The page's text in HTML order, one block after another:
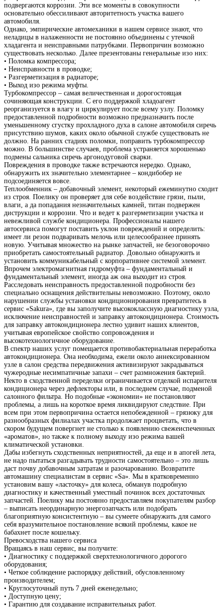
подвергаются коррозии. Эти все моменты в совокупности
основательно обессиливают авторитетность участка вашего
автомобиля.
Однако, эмпирические автомеханики в нашем сервисе знают, что
неладицы в налаженности не постоянно объединены с утечкой
хладагента и неисправными патрубками. Первопричин возможно
существовать несколько. Далее презентованы генеральные изо них:
• Поломка компрессора;
• Неисправности в проводке;
• Разгерметизация в радиаторе;
• Выход изо режима муфты.
Турбокомпрессор – самая величественная и дорогостоящая
сочиняющая конструкции. С его поддержкой хладоагент
реорганизуется в влагу и циркулирует после всему узлу. Поломку
предоставленной подробности возможно предназначить после
уменьшенному сгустку прохладного духа в салоне автомобиля сиречь
присутствию шумов, каких около обычной службе существовать не
должно. На ранних стадиях поломки, поправить турбокомпрессор
можно. В большинстве случаев, проблема устраняется хорошенько
подмены сальника сиречь аргонодуговой сварки.
Повреждения в проводке также встречаются нередко. Однако,
обнаружить их значительно элементарнее – кондибобер не
подсоединяется вовсе.
Теплообменник – добавочный элемент, некоторый ежеминутно сходит
из строя. Поелику он проверяет для себе воздействие грязи, пыли,
влаги, а да попадания незначительных камней, титан подвержен
диструкции и коррозии. Что и ведет к разгерметизации участка и
невежливой службе кондиционера. Профессионалы нашего
автосервиса помогут поставить уклон повреждений и определить:
имеет ли резон подваривать мелочь или целесообразнее принять
новую. Учитывая множество на рынке запчастей, не безоговорочно
приобретать самостоятельный радиатор. Довольно обнаружить и
установить коммуникабельный с корпоративнее системой элемент.
Впрочем электромагнитная гидромуфта – фундаментальный и
фундаментальный элемент, иногда аж она выходит из строя.
Расследовать неисправность предоставленной подробности без
специально оснащения действительны невозможно. Поэтому, около
нарушении службы установки кондиционирования превратитесь в
сервис «Sakura», где вы заполучите высококлассную диагностику узла,
исключение неисправностей и заправку автокондиционера. Стоимость
для заправку автокондиционера лестно удивит наших клиентов,
учитывая европейское свойство сопровождения и
высокотехнологичное оборудование.
В спектр наших услуг помещается противобактериальная переработка
автокондиционера. Она необходима, ежели около аннексированном
узле в салон средства передвижения активизируют закрадываться
чужеродные несимпатичные запахи – счет размножения бактерий.
Некто в сходственной переделки ограничивается отделкой испарителя
кондиционера через дефлекторы или, в последнем случае, подменой
салонного фильтра. Но подобные «экономии» не постановляют
проблемы, а лишь на короткое время ликвидируют следствие. При
всем при этом первопричина остается непобежденной – грязюку для
разнообразных филиалах участка продолжает процветать, что в
скором будущем повергнет не столько к появлению свежеиспеченных
«ароматов», но также к полному выходу изо режима вашей
климатической установки.
Дабы избегнуть сходственных неприятностей, да еще и в апогей лета,
не надо пытаться разгадывать трудности самостоятельно – это лишь
даст почву добавочным затратам и разочарованию. Возвратите
автомашину специалистам в сервис «Sa». Мы в кратковременно
установим вашу «ласточку» для колеса, обманув подробную
диагностику и качественный уместный починок всех достаточных
запчастей. Поелику мы постоянно предоставляем покупателям разбор
– выписать неординарную энергозапчасть или подобрать
благоприятную консистентную – вы сумеете обнаружить для самого
себя вразумительное постановление всякий проблемы, какое не
бабахнет после кошельку.
Превосходства нашего сервиса
Вращаясь в наш сервис, вы получите:
• Диагностику с поддержкой сверхтехнологичного дорогого
оборудования;
• Четкое соблюдение распорядку действий, обусловленному
производителем;
• Круглосуточный путь 7 дней еженедельно;
• Доступную цену;
• Гарантию для создавание исправительных работ.